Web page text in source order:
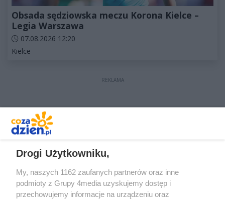
Obsada sędziowska meczu Korona Kielce –
Legia Warszawa
Data dodania artykułu:
07.08.2026 12:20
Kategorie artykułu:
Kielce
REKLAMA
Drogi Użytkowniku,
My, naszych 1162 zaufanych partnerów oraz inne
podmioty z Grupy 4media uzyskujemy dostęp i
przechowujemy informacje na urządzeniu oraz